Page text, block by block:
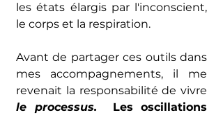
les états élargis par l'incons﻿cient,
le corps et la respiration.
Avant de partager ces outils dans
mes accompagnements, il me
le processus.
Les oscillations